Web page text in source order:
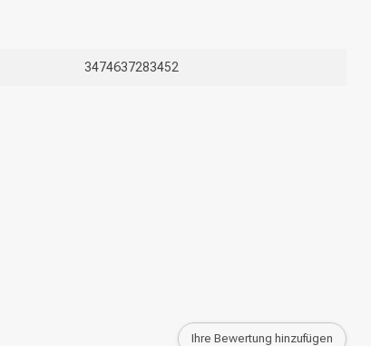
3474637283452
Ihre Bewertung hinzufügen